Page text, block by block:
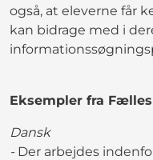
også, at eleverne får
kan bidrage med i
Eksempler fra
Dansk
-Der arbejdes